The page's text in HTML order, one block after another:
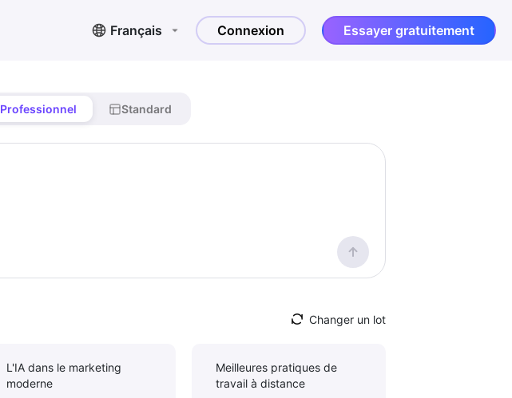
Français Connexion Essayer gratuitement
Professionnel Standard
Changer un lot
L'IA dans le marketing
moderne
Meilleures pratiques de
travail à distance